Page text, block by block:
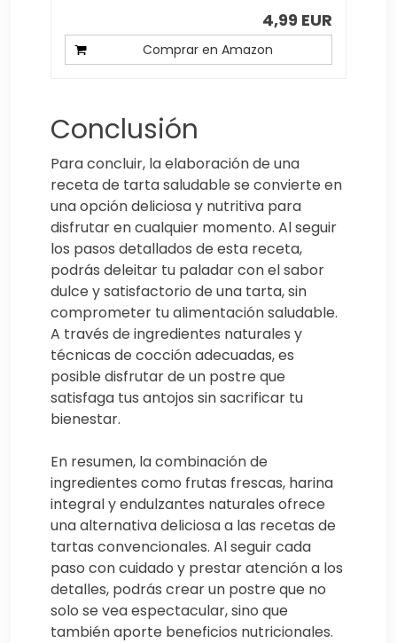
4,99 EUR
Comprar en Amazon
Conclusión
Para concluir, la elaboración de una
receta de tarta saludable se convierte en
una opción deliciosa y nutritiva para
disfrutar en cualquier momento. Al seguir
los pasos detallados de esta receta,
podrás deleitar tu paladar con el sabor
dulce y satisfactorio de una tarta, sin
comprometer tu alimentación saludable.
A través de ingredientes naturales y
técnicas de cocción adecuadas, es
posible disfrutar de un postre que
satisfaga tus antojos sin sacrificar tu
bienestar.
En resumen, la combinación de
ingredientes como frutas frescas, harina
integral y endulzantes naturales ofrece
una alternativa deliciosa a las recetas de
tartas convencionales. Al seguir cada
paso con cuidado y prestar atención a los
detalles, podrás crear un postre que no
solo se vea espectacular, sino que
también aporte beneficios nutricionales.